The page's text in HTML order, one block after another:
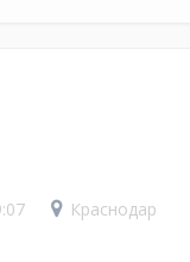
Краснодар